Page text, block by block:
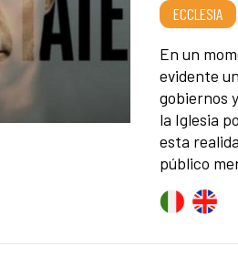
ECCLESIA
En un
evidente un
gobiernos
la Iglesia
esta
público